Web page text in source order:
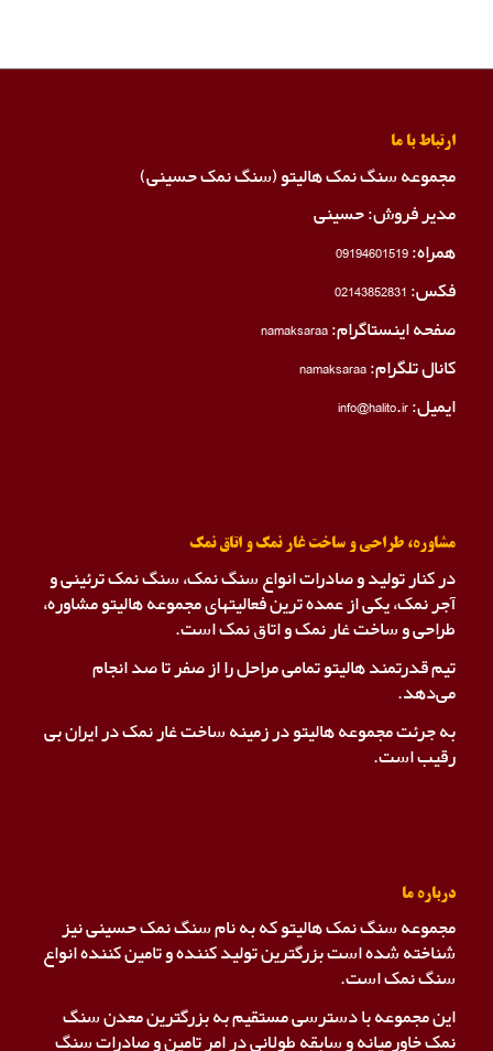
ارتباط با ما
مجموعه سنگ نمک هالیتو (سنگ نمک حسینی)
مدیر فروش: حسینی
همراه:09194601519
فکس:02143852831
صفحه اینستاگرام:namaksaraa
کانال تلگرام:namaksaraa
ایمیل: info@halito.ir
مشاوره، طراحی و ساخت غار نمک و اتاق نمک
در کنار تولید و صادرات انواع سنگ نمک، سنگ نمک ترئینی و
آجر نمک، یکی از عمده ترین فعالیتهای مجموعه هالیتو مشاوره،
طراحی و ساخت غار نمک و اتاق نمک است.
تیم قدرتمند هالیتو تمامی مراحل را از صفر تا صد انجام
می‌دهد.
به جرئت مجموعه هالیتو در زمینه ساخت غار نمک در ایران بی
رقیب است.
درباره ما
مجموعه سنگ نمک هالیتو که به نام سنگ نمک حسینی نیز
شناخته شده است بزرگترین تولید کننده و تامین کننده انواع
سنگ نمک است.
این مجموعه با دسترسی مستقیم به بزرگترین معدن سنگ
نمک خاورمیانه و سابقه طولانی در امر تامین و صادرات سنگ